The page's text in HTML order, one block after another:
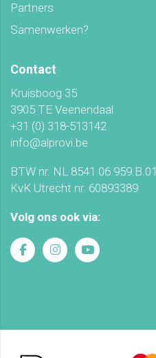
Partners
Samenwerken?
Contact
Kruisboog 35
3905 TE Veenendaal
+31 (0) 318-513142
info@alprovi.be
BTW nr. NL 8541.06.959.B.01
KvK Utrecht nr. 60893389
Volg ons ook via: